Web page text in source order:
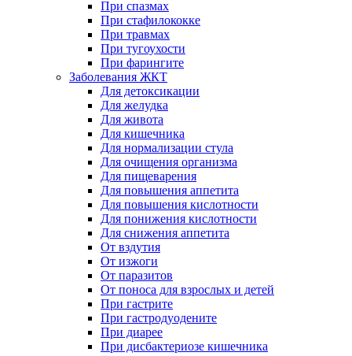
При спазмах
При стафилококке
При травмах
При тугоухости
При фарингите
Заболевания ЖКТ
Для детоксикации
Для желудка
Для живота
Для кишечника
Для нормализации стула
Для очищения организма
Для пищеварения
Для повышения аппетита
Для повышения кислотности
Для понижения кислотности
Для снижения аппетита
От вздутия
От изжоги
От паразитов
От поноса для взрослых и детей
При гастрите
При гастродуодените
При диарее
При дисбактериозе кишечника